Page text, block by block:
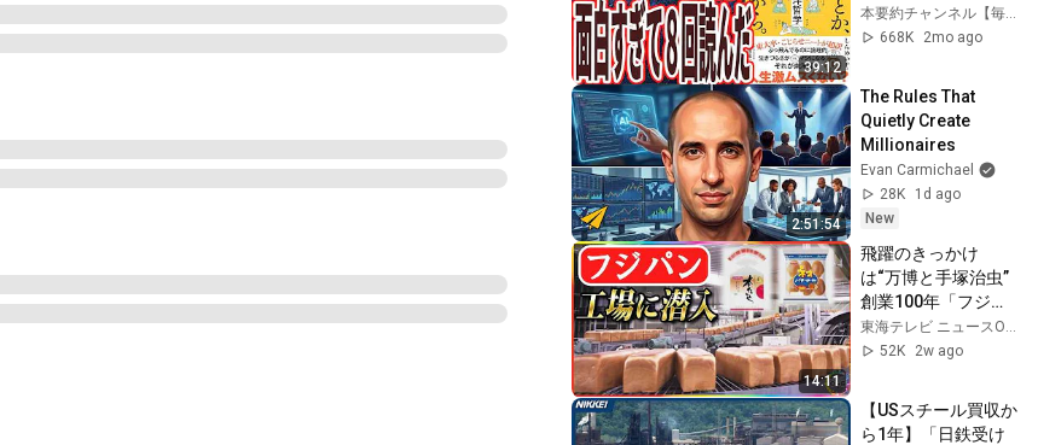
39:12
する人、めっちゃ多
いだろうな..自分と
を世界一わかりやす
く要約してみた【本
要約】
668K
2mo ago
2:51:54
The Rules That
Quietly Create
Millionaires
Evan Carmichael
28K
1d ago
New
14:11
飛躍のきっかけ
は“万博と手塚治虫”
創業100年「フジパ
ン」の工場に潜入！
実はマクドナルドの
52K
2w ago
【USスチール買収か
ら1年】「日鉄受け